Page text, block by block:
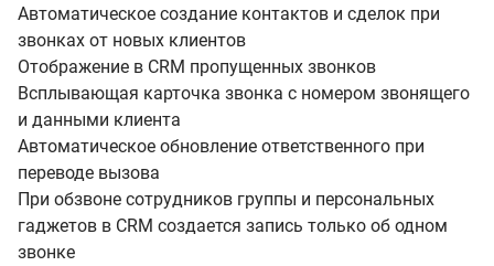
Автоматическое создание контактов и сделок при
звонках от новых клиентов
Отображение в CRM пропущенных звонков
Всплывающая карточка звонка с номером звонящего
и данными клиента
Автоматическое обновление ответственного при
переводе вызова
При обзвоне сотрудников группы и персональных
гаджетов в CRM создается запись только об одном
звонке